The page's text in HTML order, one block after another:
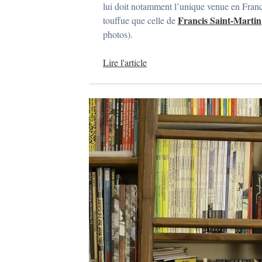
j
a
v
r
0
7
p
a
a
d
m
i
n
lui doit notamment l’unique venue en
touffue que celle deFrancis Saint-Martin
photos).
Lire l'article